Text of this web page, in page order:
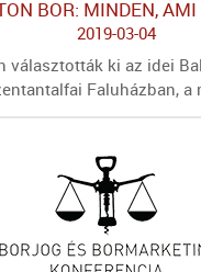
BOR: MINDEN,
2019-03-04
választották ki az idei
Faluházban, a